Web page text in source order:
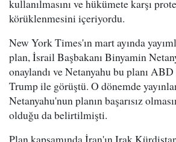
kullanılmasını ve hükümete karşı
körüklenmesini içeriyordu.
New York Times'ın mart ayında
plan, İsrail Başbakanı Binyamin
onaylandı ve Netanyahu bu planı
Trump ile görüştü. O dönemde
Netanyahu'nun planın başarısız
olduğu da belirtilmişti.
Plan kapsamında İran'ın Irak